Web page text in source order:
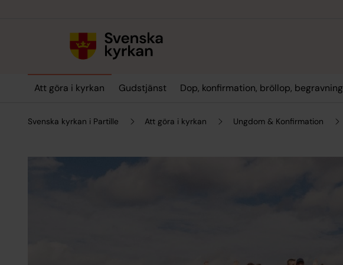
Att göra i kyrkan Gudstjänst Dop, konfirmation, bröllop, begravning
Svenska kyrkan i Partille Att göra i kyrkan Ungdom & Konfirmation